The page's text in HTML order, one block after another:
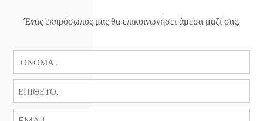
Ένας εκπρόσωπος μας θα επικοινωνήσει άμεσα μαζί σας.